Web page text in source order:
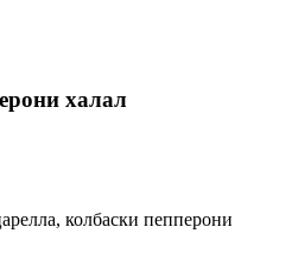
халал
колбаски пепперони